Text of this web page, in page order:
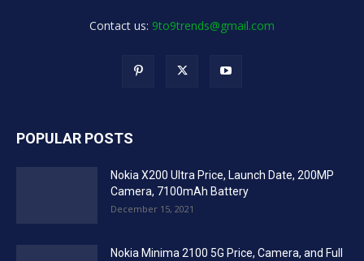
Contact us: 9to9trends@gmail.com
POPULAR POSTS
Nokia X200 Ultra Price, Launch Date, 200MP
Camera, 7100mAh Battery
December 15, 2021
Nokia Minima 2100 5G Price, Camera, and Full